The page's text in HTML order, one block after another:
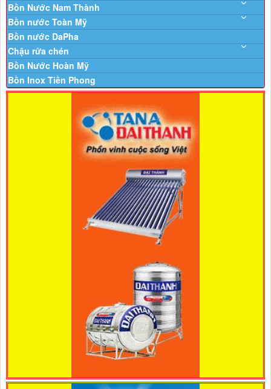
Bồn Nước Nam Thành
Bồn nước Toàn Mỹ
Bồn nước DaPha
Chậu rửa chén
Bồn Nước Hoàn Mỹ
Bồn Inox Tiền Phong